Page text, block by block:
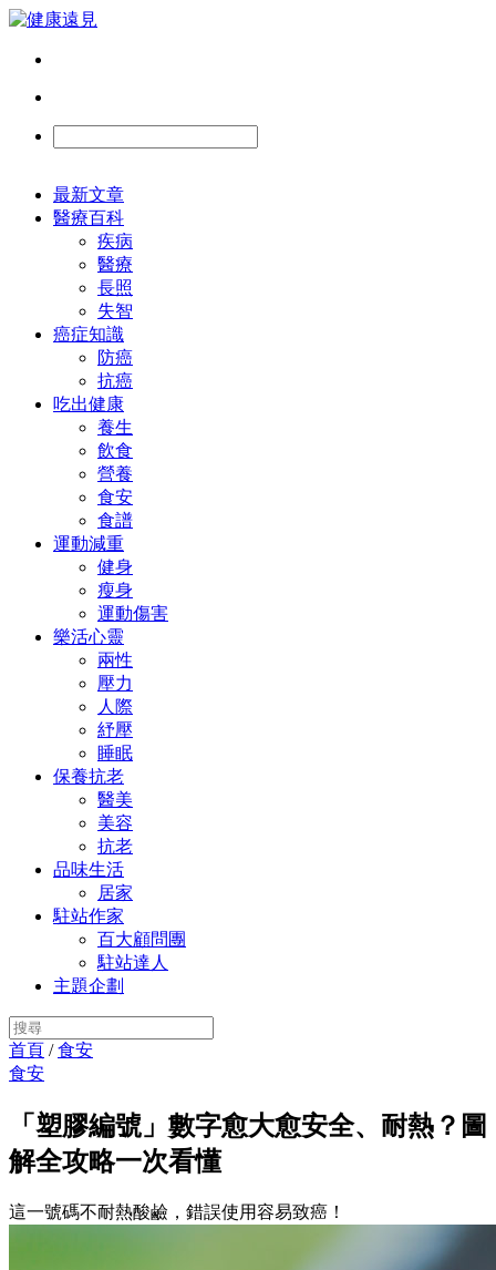
最新文章
醫療百科
疾病
醫療
長照
失智
癌症知識
防癌
抗癌
吃出健康
養生
飲食
營養
食安
食譜
運動減重
健身
瘦身
運動傷害
樂活心靈
兩性
壓力
人際
紓壓
睡眠
保養抗老
醫美
美容
抗老
品味生活
居家
駐站作家
百大顧問團
駐站達人
主題企劃
首頁 /食安
食安
「塑膠編號」數字愈大愈安全、耐熱？圖
解全攻略一次看懂
這一號碼不耐熱酸鹼，錯誤使用容易致癌！